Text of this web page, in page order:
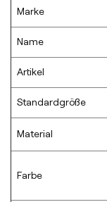
Marke
Name
Artikel
Standardgröße
Material
Farbe